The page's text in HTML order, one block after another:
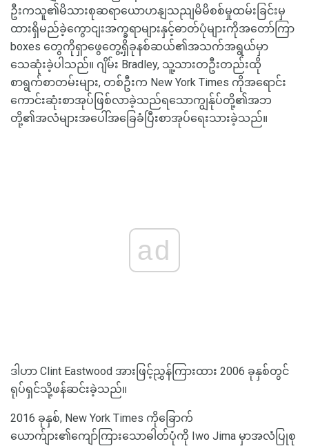
ဦးကသူ၏မိသားစုဆရာယောဟနျသညျမိမိစစ်မှုထမ်းခြင်းမှ
ထားရှိမည်ခဲ့ကွောငျးအက္ခရာများနှင့်ဓာတ်ပုံများကိုအတော်ကြာ
boxes တွေကိုရှာဖွေတွေ့ရှိခုနစ်ဆယ်၏အသက်အရွယ်မှာ
သေဆုံးခဲ့ပါသည်။ ဂျိမ်း Bradley, သူ့သားတဦးတည်းထို
စာရွက်စာတမ်းများ, တစ်ဦးက New York Times ကိုအရောင်း
ကောင်းဆုံးစာအုပ်ဖြစ်လာခဲ့သည်ရသောကျွန်ုပ်တို့၏အဘ
တို့၏အလံများအပေါ်အခြေခံပြီးစာအုပ်ရေးသားခဲ့သည်။
ad
ဒါဟာ Clint Eastwood အားဖြင့်ညွှန်ကြားထား 2006 ခုနှစ်တွင်
ရုပ်ရှင်သို့ဖန်ဆင်းခဲ့သည်။
2016 ခုနှစ်, New York Times ကိုခြောက်
ယောက်ျား၏ကျော်ကြားသောဓါတ်ပုံကို Iwo Jima မှာအလံပြုစု